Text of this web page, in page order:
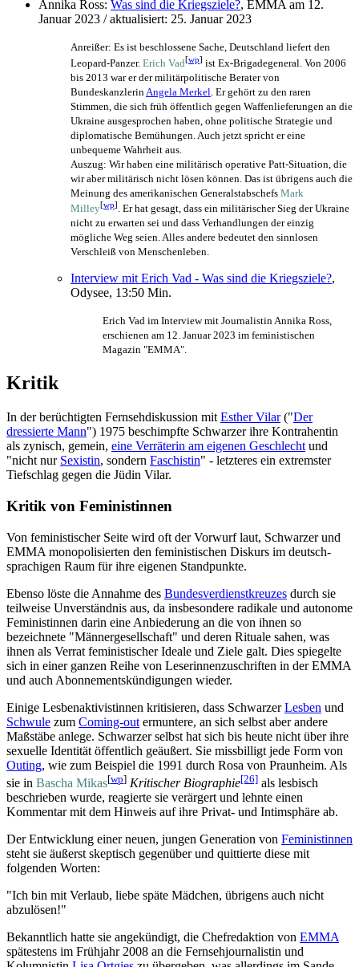
Annika Ross: Was sind die Kriegsziele?, EMMA am 12.
Januar 2023 / aktualisiert: 25. Januar 2023
Anreißer: Es ist beschlossene Sache, Deutschland liefert den
Leopard-Panzer. Erich Vad[wp] ist Ex-Brigadegeneral. Von 2006
bis 2013 war er der militär­politische Berater von
Bundeskanzlerin Angela Merkel . Er gehört zu den raren
Stimmen, die sich früh öffentlich gegen Waffen­lieferungen an die
Ukraine ausgesprochen haben, ohne politische Strategie und
diplomatische Bemühungen. Auch jetzt spricht er eine
unbequeme Wahrheit aus.
Auszug: Wir haben eine militärisch operative Patt-Situation, die
wir aber militärisch nicht lösen können. Das ist übrigens auch die
Meinung des amerikanischen Generalstabschefs Mark
Milley[wp]. Er hat gesagt, dass ein militärischer Sieg der Ukraine
nicht zu erwarten sei und dass Verhandlungen der einzig
mögliche Weg seien. Alles andere bedeutet den sinnlosen
Verschleiß von Menschenleben.
Interview mit Erich Vad - Was sind die Kriegsziele?,
Odysee, 13:50 Min.
Erich Vad im Interview mit Journalistin Annika Ross,
erschienen am 12. Januar 2023 im feministischen
Magazin "EMMA".
Kritik
In der berüchtigten Fernsehdiskussion mit Esther Vilar("Der
dressierte Mann") 1975 beschimpfte Schwarzer ihre Kontrahentin
als zynisch, gemein, eine Verräterin am eigenen Geschlecht und
"nicht nur Sexistin, sondern Faschistin" - letzteres ein extremster
Tiefschlag gegen die Jüdin Vilar.
Kritik von Feministinnen
Von feministischer Seite wird oft der Vorwurf laut, Schwarzer und
EMMA monopolisierten den feministischen Diskurs im deutsch­
sprachigen Raum für ihre eigenen Standpunkte.
Ebenso löste die Annahme des Bundesverdienstkreuzes durch sie
teilweise Unverständnis aus, da insbesondere radikale und autonome
Feministinnen darin eine Anbiederung an die von ihnen so
bezeichnete "Männer­gesellschaft" und deren Rituale sahen, was
ihnen als Verrat feministischer Ideale und Ziele galt. Dies spiegelte
sich in einer ganzen Reihe von Leserinnen­zuschriften in der EMMA
und auch Abonnements­kündigungen wieder.
Einige Lesbenaktivistinnen kritisieren, dass SchwarzerLesben und
Schwule zum Coming-out ermuntere, an sich selbst aber andere
Maßstäbe anlege. Schwarzer selbst hat sich bis heute nicht über ihre
sexuelle Identität öffentlich geäußert. Sie missbilligt jede Form von
Outing, wie zum Beispiel die 1991 durch Rosa von Praunheim. Als
sie in Bascha Mikas[wp] Kritischer Biographie[26] als lesbisch
beschrieben wurde, reagierte sie verärgert und lehnte einen
Kommentar mit dem Hinweis auf ihre Privat- und Intimsphäre ab.
Der Entwicklung einer neuen, jungen Generation von Feministinnen
steht sie äußerst skeptisch gegenüber und quittierte diese mit
folgenden Worten:
"Ich bin mit Verlaub, liebe späte Mädchen, übrigens auch nicht
abzulösen!"
Bekanntlich hatte sie angekündigt, die Chef­redaktion von EMMA
spätestens im Frühjahr 2008 an die Fernseh­journalistin und